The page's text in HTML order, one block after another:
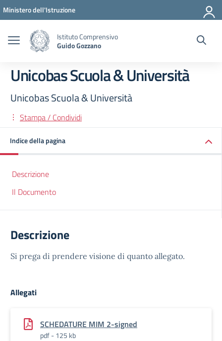
Vai ai contenuti
Vai al menu di navigazione
Vai al footer
Ministero dell'Istruzione
Istituto Comprensivo
Guido Gozzano
Unicobas Scuola & Università
Unicobas Scuola & Università
Stampa / Condividi
Indice della pagina
Descrizione
Il Documento
Descrizione
Si prega di prendere visione di quanto allegato.
Allegati
SCHEDATURE MIM 2-signed
pdf - 125 kb